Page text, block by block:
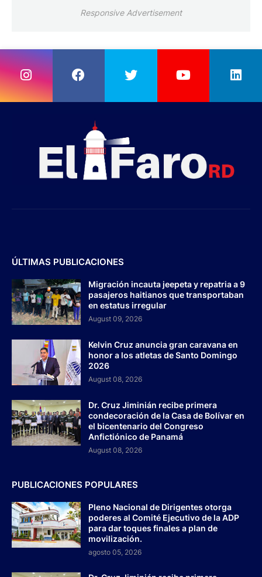
Responsive Advertisement
ÚLTIMAS PUBLICACIONES
Migración incauta jeepeta y repatria a 9
pasajeros haitianos que transportaban
en estatus irregular
August 09, 2026
Kelvin Cruz anuncia gran caravana en
honor a los atletas de Santo Domingo
2026
August 08, 2026
Dr. Cruz Jiminián recibe primera
condecoración de la Casa de Bolívar en
el bicentenario del Congreso
Anfictiónico de Panamá
August 08, 2026
PUBLICACIONES POPULARES
Pleno Nacional de Dirigentes otorga
poderes al Comité Ejecutivo de la ADP
para dar toques finales a plan de
movilización.
agosto 05, 2026